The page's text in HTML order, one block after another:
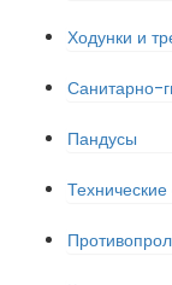
Ходунки и
Санитарно-
Пандусы